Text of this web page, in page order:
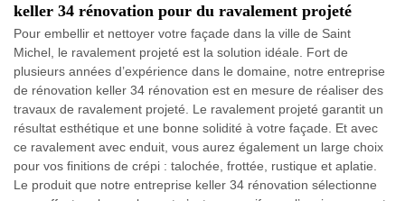
keller 34 rénovation pour du ravalement projeté
Pour embellir et nettoyer votre façade dans la ville de Saint
Michel, le ravalement projeté est la solution idéale. Fort de
plusieurs années d’expérience dans le domaine, notre entreprise
de rénovation keller 34 rénovation est en mesure de réaliser des
travaux de ravalement projeté. Le ravalement projeté garantit un
résultat esthétique et une bonne solidité à votre façade. Et avec
ce ravalement avec enduit, vous aurez également un large choix
pour vos finitions de crépi : talochée, frottée, rustique et aplatie.
Le produit que notre entreprise keller 34 rénovation sélectionne